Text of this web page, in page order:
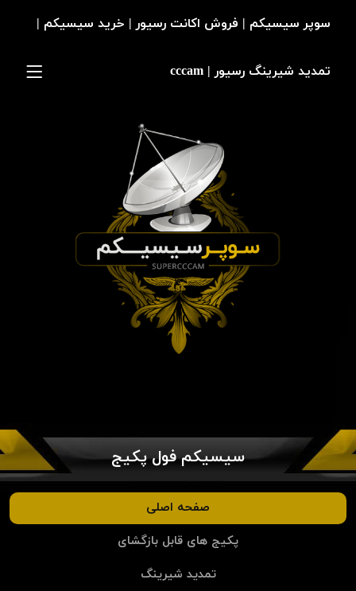
سیسیکم فول پکیج
صفحه اصلی
پکیج های قابل بازگشای
تمدید شیرینگ
سوپر سیسیکم | فروش اکانت رسیور | خرید سیسیکم |
تمدید شیرینگ رسیور | cccam